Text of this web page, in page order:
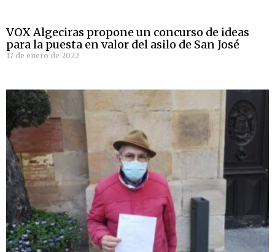
VOX Algeciras propone un concurso de ideas
para la puesta en valor del asilo de San José
17 de enero de 2022